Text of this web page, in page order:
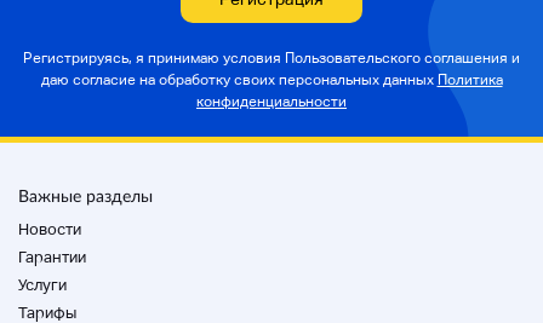
Регистрируясь, я принимаю условия Пользовательского соглашения и
даю согласие на обработку своих персональных данных Политика
конфиденциальности
Важные разделы
Новости
Гарантии
Услуги
Тарифы